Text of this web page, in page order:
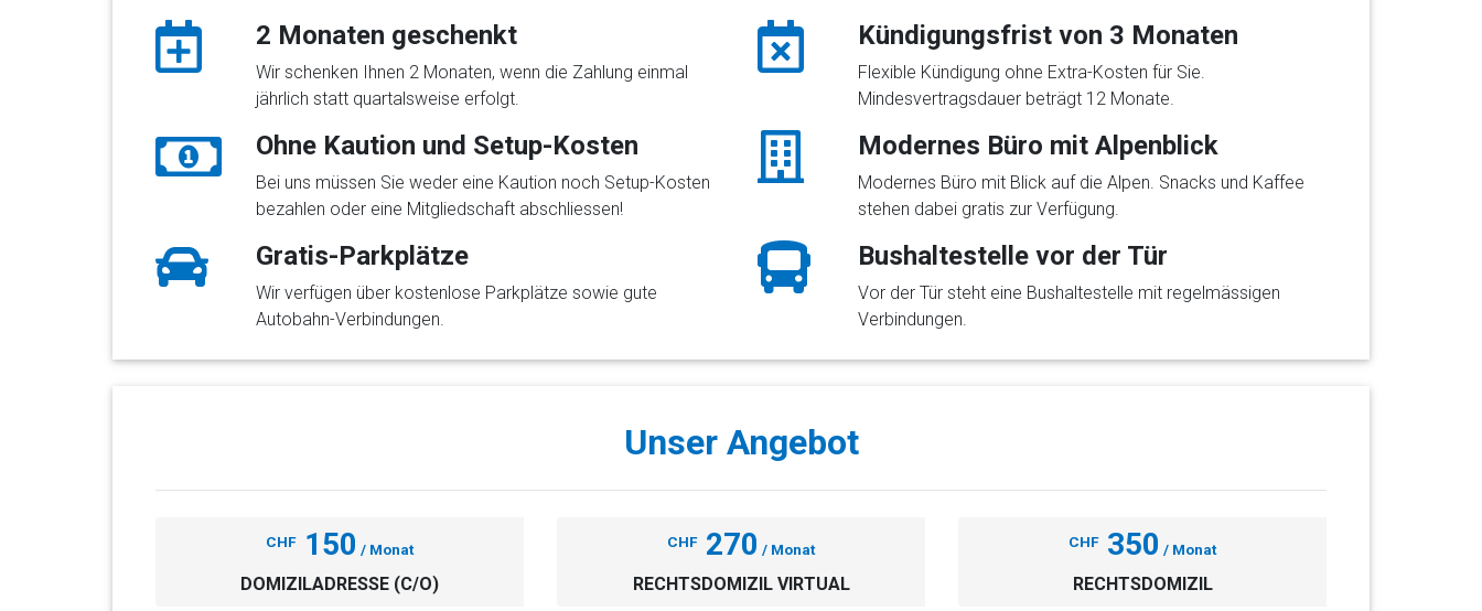
2 Monaten geschenkt
Wir schenken Ihnen 2 Monaten, wenn die Zahlung einmal
jährlich statt quartalsweise erfolgt.
Kündigungsfrist von 3 Monaten
Flexible Kündigung ohne Extra-Kosten für Sie.
Mindesvertragsdauer beträgt 12 Monate.
Ohne Kaution und Setup-Kosten
Bei uns müssen Sie weder eine Kaution noch Setup-Kosten
bezahlen oder eine Mitgliedschaft abschliessen!
Modernes Büro mit Alpenblick
Modernes Büro mit Blick auf die Alpen. Snacks und Kaffee
stehen dabei gratis zur Verfügung.
Gratis-Parkplätze
Wir verfügen über kostenlose Parkplätze sowie gute
Autobahn-Verbindungen.
Bushaltestelle vor der Tür
Vor der Tür steht eine Bushaltestelle mit regelmässigen
Verbindungen.
Unser Angebot
CHF 150 / Monat
DOMIZILADRESSE (C/O)
CHF 270 / Monat
RECHTSDOMIZIL VIRTUAL
CHF 350 / Monat
RECHTSDOMIZIL